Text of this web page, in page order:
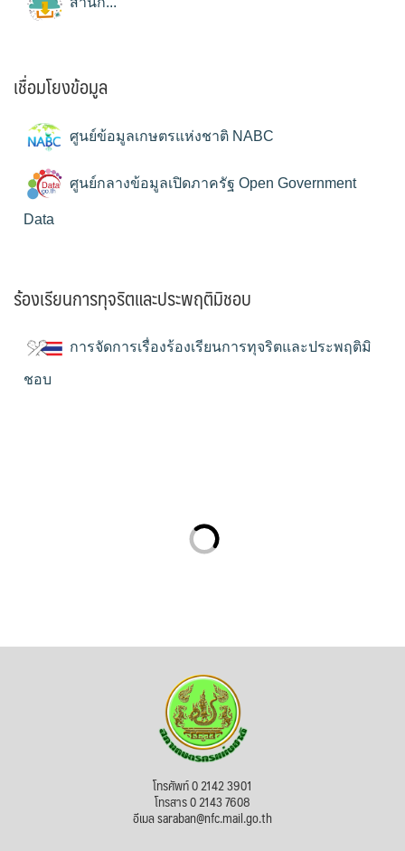
เชื่อมโยงข้อมูล
ศูนย์ข้อมูลเกษตรแห่งชาติ NABC
ศูนย์กลางข้อมูลเปิดภาครัฐ Open Government
Data
ร้องเรียนการทุจริตและประพฤติมิชอบ
การจัดการเรื่องร้องเรียนการทุจริตและประพฤติมิ
ชอบ
โทรศัพท์ 0 2142 3901
โทรสาร 0 2143 7608
อีเมล saraban@nfc.mail.go.th